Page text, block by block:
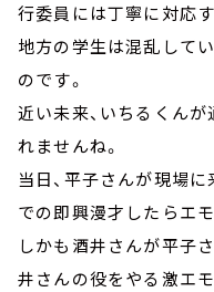
行委員には丁寧に対応
地方の学生は混乱して
のです。
近い未来、いちるくん
れませんね。
当日、平子さんが現場
での即興漫才したらエモ
しかも酒井さんが平子
井さんの役をやる激エモ